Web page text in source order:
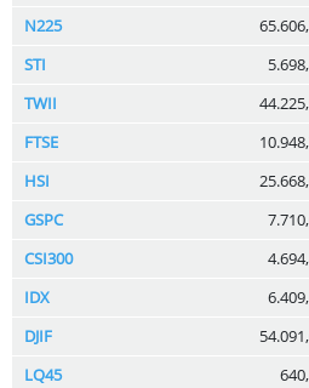
N225
STI
TWII
FTSE
HSI
GSPC
CSI300
IDX
DJIF
LQ45